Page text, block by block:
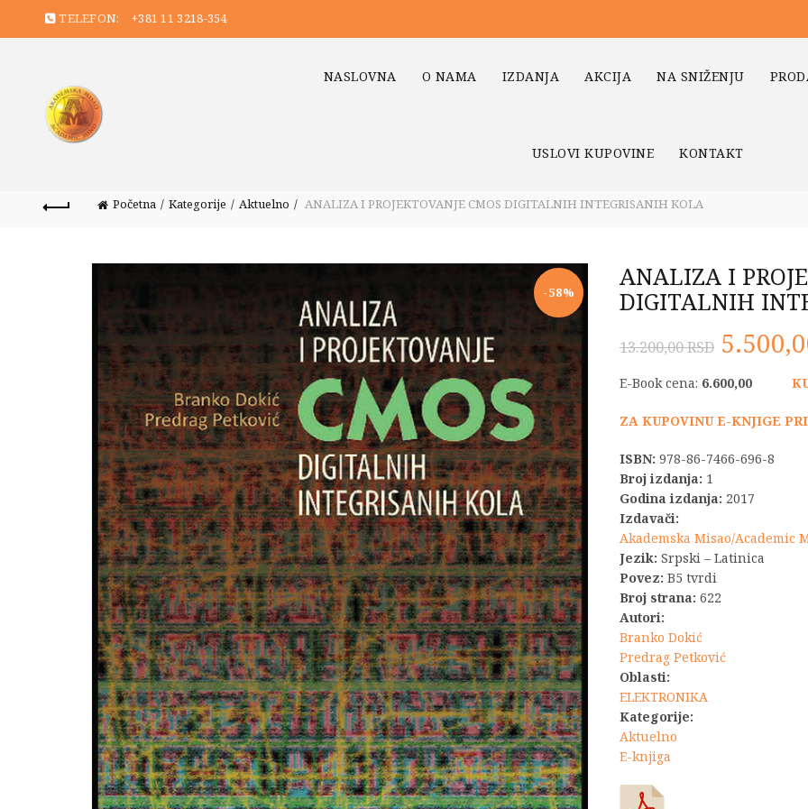
TELEFON: +381 11 3218-354
NASLOVNA O NAMA IZDANJA AKCIJA NA SNIŽENJU
USLOVI KUPOVINE KONTAKT
Početna Kategorije Aktuelno ANALIZA I PROJEKTOVANJE CMOS DIGITALNIH INTEGRISANIH KOLA
-58%
ANALIZA I
DIGITALNIH
13.200,00RSD
cena
je
bila:
E-Book cena: 6.600,00
ZA KUPOVINU E-KNJIGE
ISBN: 978-86-7466-696-8
Broj izdanja: 1
Godina izdanja: 2017
Izdavači:
Akademska Misao/Academic
Jezik: Srpski – Latinica
Povez: B5 tvrdi
Broj strana: 622
Autori:
Branko Dokić
Predrag Petković
Oblasti:
ELEKTRONIKA
Kategorije:
Aktuelno
E-knjiga